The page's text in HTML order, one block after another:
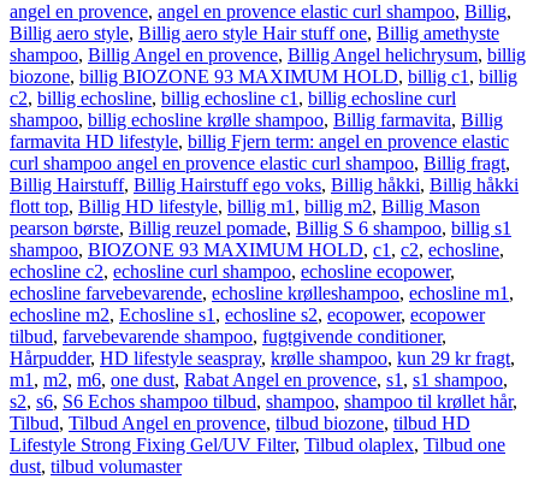
angel en provence, angel en provence elastic curl shampoo, Billig,
Billig aero style, Billig aero style Hair stuff one, Billig amethyste
shampoo, Billig Angel en provence, Billig Angel helichrysum, billig
biozone, billig BIOZONE 93 MAXIMUM HOLD, billig c1, billig
c2, billig echosline, billig echosline c1, billig echosline curl
shampoo, billig echosline krølle shampoo, Billig farmavita, Billig
farmavita HD lifestyle, billig Fjern term: angel en provence elastic
curl shampoo angel en provence elastic curl shampoo, Billig fragt,
Billig Hairstuff, Billig Hairstuff ego voks, Billig håkki, Billig håkki
flott top, Billig HD lifestyle, billig m1, billig m2, Billig Mason
pearson børste, Billig reuzel pomade, Billig S 6 shampoo, billig s1
shampoo, BIOZONE 93 MAXIMUM HOLD, c1, c2, echosline,
echosline c2, echosline curl shampoo, echosline ecopower,
echosline farvebevarende, echosline krølleshampoo, echosline m1,
echosline m2, Echosline s1, echosline s2, ecopower, ecopower
tilbud, farvebevarende shampoo, fugtgivende conditioner,
Hårpudder, HD lifestyle seaspray, krølle shampoo, kun 29 kr fragt,
m1, m2, m6, one dust, Rabat Angel en provence, s1, s1 shampoo,
s2, s6, S6 Echos shampoo tilbud, shampoo, shampoo til krøllet hår,
Tilbud, Tilbud Angel en provence, tilbud biozone, tilbud HD
Lifestyle Strong Fixing Gel/UV Filter, Tilbud olaplex, Tilbud one
dust, tilbud volumaster